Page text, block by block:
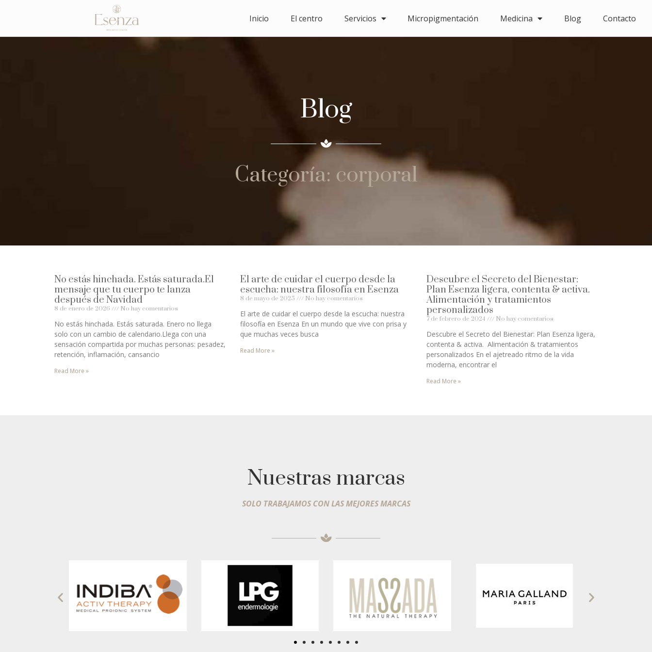
Inicio El centro Servicios Micropigmentación Medicina Blog Contacto
Blog
Categoría: corporal
No estás hinchada. Estás saturada.El
mensaje que tu cuerpo te lanza
después de Navidad
8 de enero de 2026 No hay comentarios
No estás hinchada. Estás saturada. Enero no llega
solo con un cambio de calendario.Llega con una
sensación compartida por muchas personas: pesadez,
retención, inflamación, cansancio
Read More »
El arte de cuidar el cuerpo desde la
escucha: nuestra filosofía en Esenza
8 de mayo de 2025 No hay comentarios
El arte de cuidar el cuerpo desde la escucha: nuestra
filosofía en Esenza En un mundo que vive con prisa y
que muchas veces busca
Read More »
Descubre el Secreto del Bienestar:
Plan Esenza ligera, contenta & activa.
Alimentación y tratamientos
personalizados
7 de febrero de 2024 No hay comentarios
Descubre el Secreto del Bienestar: Plan Esenza ligera,
contenta & activa. Alimentación & tratamientos
personalizados En el ajetreado ritmo de la vida
moderna, encontrar el
Read More »
Nuestras marcas
SOLO TRABAJAMOS CON LAS MEJORES MARCAS